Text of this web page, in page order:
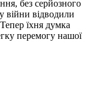
без серйозного
війни відводили
їхня думка
перемогу нашої